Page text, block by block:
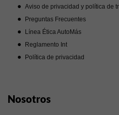
Aviso de privacidad y política de
Preguntas Frecuentes
Línea Ética AutoMás
Reglamento Int
Política de privacidad
Nosotros